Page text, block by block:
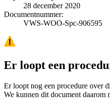
28 december 2020
Documentnummer:
VWS-WOO-Spc-906595
Er loopt een
Er loopt nog een procedure over
We kunnen dit document daarom